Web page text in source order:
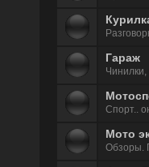
Гараж
Чинилки,
Спорт..
Мото
Обзоры.